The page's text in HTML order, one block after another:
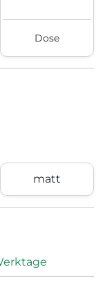
Dose
matt